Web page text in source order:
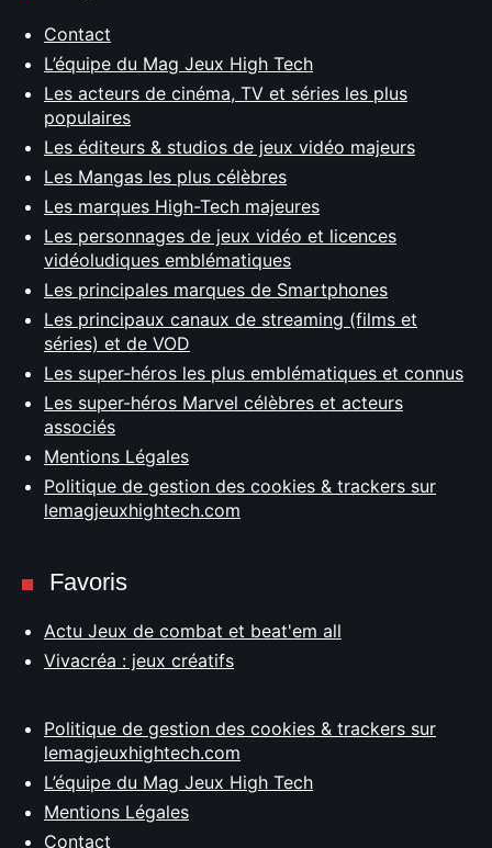
Contact
L’équipe du Mag Jeux High Tech
Les acteurs de cinéma, TV et séries les plus
populaires
Les éditeurs & studios de jeux vidéo majeurs
Les Mangas les plus célèbres
Les marques High-Tech majeures
Les personnages de jeux vidéo et licences
vidéoludiques emblématiques
Les principales marques de Smartphones
Les principaux canaux de streaming (films et
séries) et de VOD
Les super-héros les plus emblématiques et connus
Les super-héros Marvel célèbres et acteurs
associés
Mentions Légales
Politique de gestion des cookies & trackers sur
lemagjeuxhightech.com
Favoris
Actu Jeux de combat et beat'em all
Vivacréa : jeux créatifs
Politique de gestion des cookies & trackers sur
lemagjeuxhightech.com
L’équipe du Mag Jeux High Tech
Mentions Légales
Contact